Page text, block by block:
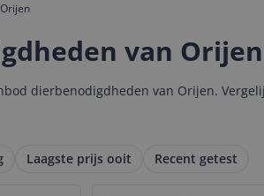
Er zijn geen categorieën
Orijen
van Orijen
dierbenodigdheden van Orijen.
Laagste prijs ooit Recent getest